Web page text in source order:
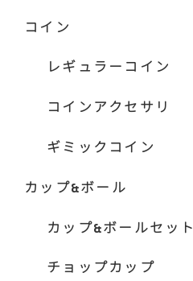
コイン
レギュラーコイン
コインアクセサリ
ギミックコイン
カップ&ボール
カップ&ボールセット
チョップカップ